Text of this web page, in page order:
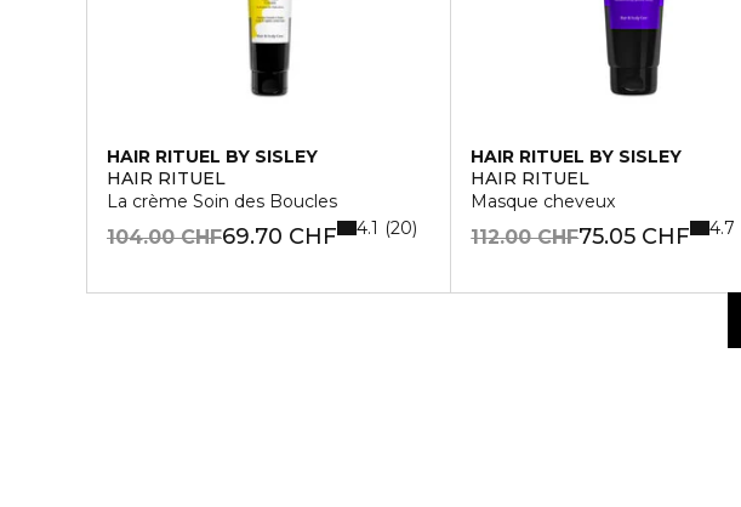
HAIR RITUEL BY SISLEY
HAIR RITUEL
La crème Soin des Boucles
69.70 CHF
104.00 CHF 4.1 20
HAIR RITUEL BY SISLEY
HAIR RITUEL
Masque cheveux
75.05 CHF
112.00 CHF 4.7